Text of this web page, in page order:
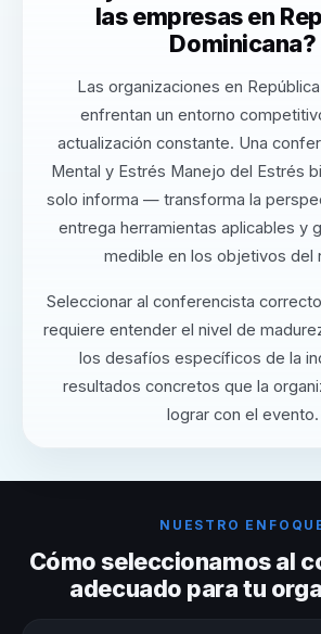
las empresas en
Dominicana?
Las organizaciones en
enfrentan un entorno
actualización constante. Una
Mental y Estrés Manejo del Estrés
solo informa — transforma la
entrega herramientas aplicables y
medible en los objetivos del
Seleccionar al conferencista
requiere entender el nivel de
los desafíos específicos de la
resultados concretos que la
lograr con el evento.
NUESTRO
Cómo seleccionamos al
adecuado para tu